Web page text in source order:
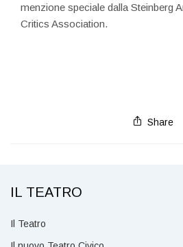
menzione speciale dalla Steinberg
Critics Association.
Share
IL TEATRO
Il Teatro